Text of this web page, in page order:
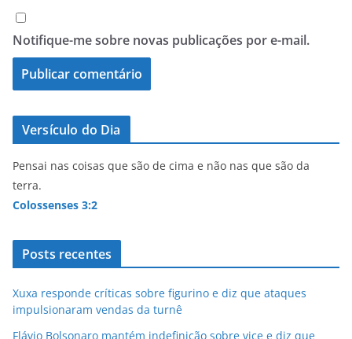
Notifique-me sobre novas publicações por e-mail.
Versículo do Dia
Pensai nas coisas que são de cima e não nas que são da
terra.
Colossenses 3:2
Posts recentes
Xuxa responde críticas sobre figurino e diz que ataques
impulsionaram vendas da turnê
Flávio Bolsonaro mantém indefinição sobre vice e diz que